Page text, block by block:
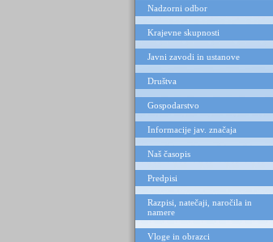
Nadzorni odbor
Krajevne skupnosti
Javni zavodi in ustanove
Društva
Gospodarstvo
Informacije jav. značaja
Naš časopis
Predpisi
Razpisi, natečaji, naročila in
namere
Vloge in obrazci